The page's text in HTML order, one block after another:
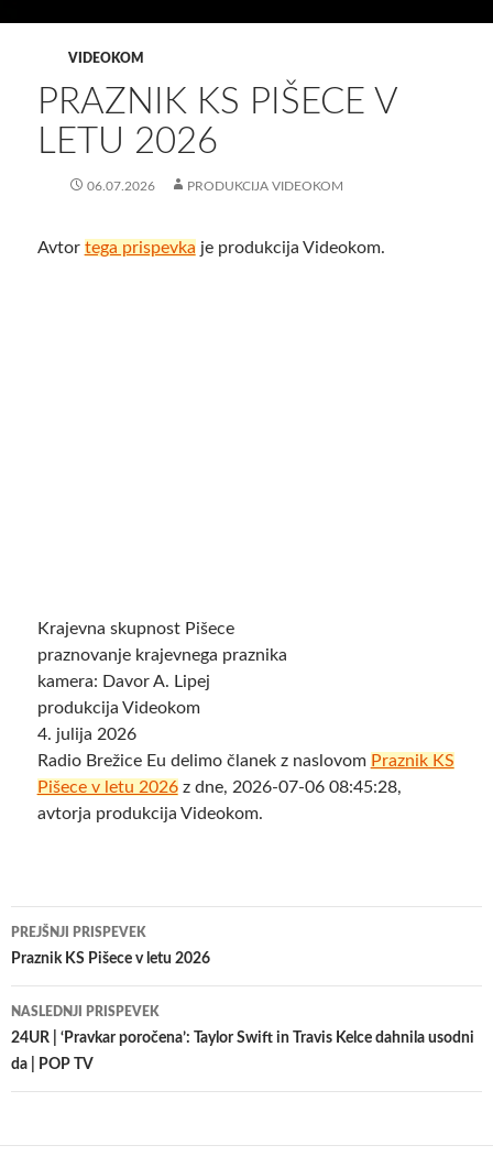
VIDEOKOM
PRAZNIK KS PIŠECE V
LETU 2026
06.07.2026 PRODUKCIJA VIDEOKOM
Avtor tega prispevka je produkcija Videokom.
Krajevna skupnost Pišece
praznovanje krajevnega praznika
kamera: Davor A. Lipej
produkcija Videokom
4. julija 2026
Radio Brežice Eu delimo članek z naslovom Praznik KS
Pišece v letu 2026z dne, 2026-07-06 08:45:28,
avtorja produkcija Videokom.
Krmarjenje
po
prispevkih
PREJŠNJI PRISPEVEK
Praznik KS Pišece v letu 2026
NASLEDNJI PRISPEVEK
24UR | ‘Pravkar poročena’: Taylor Swift in Travis Kelce dahnila usodni
da | POP TV